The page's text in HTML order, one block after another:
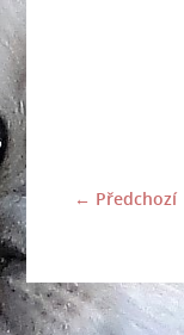
← Předchozí